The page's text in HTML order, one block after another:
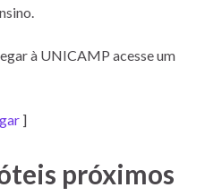
à UNICAMP acesse um
]
próximos